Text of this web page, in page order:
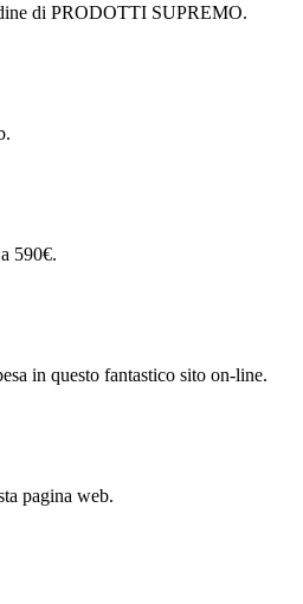
di PRODOTTI SUPREMO.
590€.
in questo fantastico sito on-line.
pagina web.